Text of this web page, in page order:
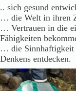
.. sich gesund
… die Welt in ihren
… Vertrauen in die
Fähigkeiten
… die Sinnhaftigkeit
Denkens entdecken.